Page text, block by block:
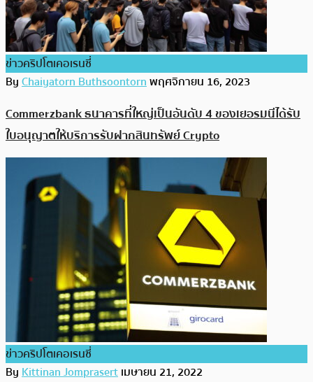
ข่าวคริปโตเคอเรนซี่
ByChaiyatorn Buthsoontornพฤศจิกายน 16, 2023
Commerzbank ธนาคารที่ใหญ่เป็นอันดับ 4 ของเยอรมนีได้รับ
ใบอนุญาตให้บริการรับฝากสินทรัพย์ Crypto
ข่าวคริปโตเคอเรนซี่
ByKittinan Jomprasertเมษายน 21, 2022